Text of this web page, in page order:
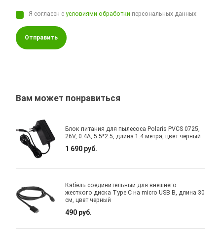
Я согласен сусловиями обработки персональных данных
Отправить
Вам может понравиться
Блок питания для пылесоса Polaris PVCS 0725,
26V, 0.4A, 5.5*2.5, длина 1.4 метра, цвет черный
1 690 руб.
Кабель соединительный для внешнего
жесткого диска Type C на micro USB B, длина 30
см, цвет черный
490 руб.